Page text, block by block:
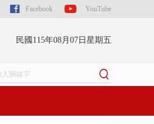
Facebook YouTube
民國115年08月07日星期五